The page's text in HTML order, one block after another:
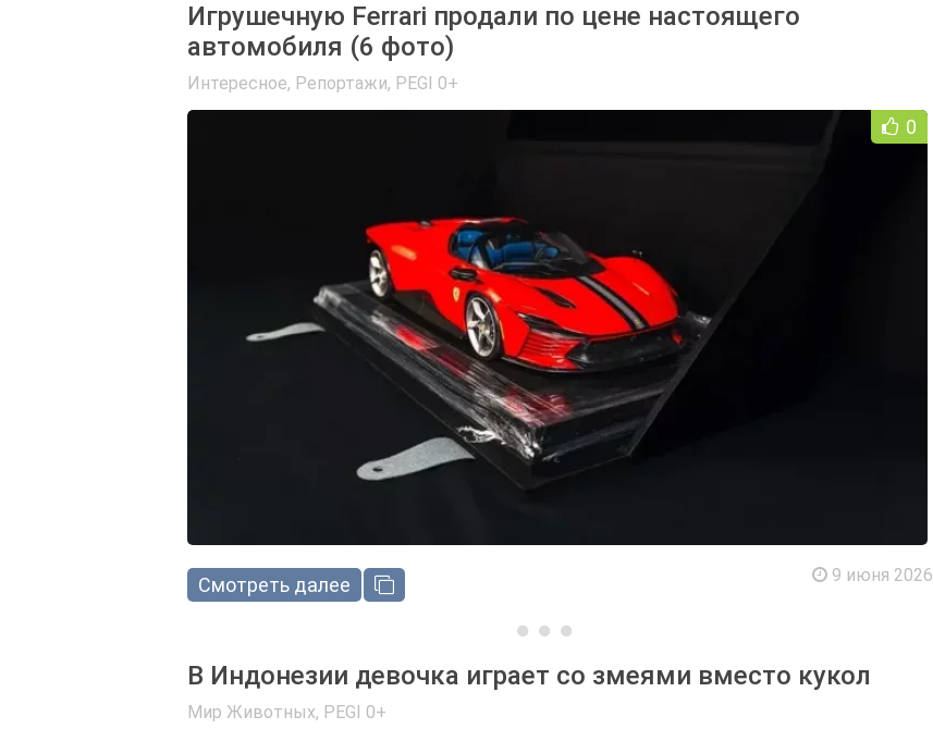
Игрушечную Ferrari продали по цене настоящего
автомобиля (6 фото)
Интересное, Репортажи, PEGI 0+
0
Смотреть далее 9 июня 2026
В Индонезии девочка играет со змеями вместо кукол
Мир Животных, PEGI 0+